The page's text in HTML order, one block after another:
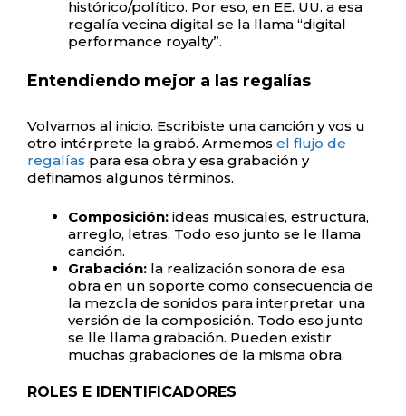
histórico/político. Por eso, en EE. UU. a esa
regalía vecina digital se la llama “digital
performance royalty”.
Entendiendo mejor a las regalías
Volvamos al inicio. Escribiste una canción y vos u
otro intérprete la grabó. Armemos el flujo de
regalías para esa obra y esa grabación y
definamos algunos términos.
Composición: ideas musicales, estructura,
arreglo, letras. Todo eso junto se le llama
canción.
Grabación: la realización sonora de esa
obra en un soporte como consecuencia de
la mezcla de sonidos para interpretar una
versión de la composición. Todo eso junto
se lle llama grabación. Pueden existir
muchas grabaciones de la misma obra.
ROLES E IDENTIFICADORES